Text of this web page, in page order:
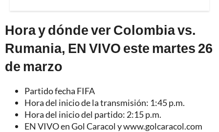
Hora y dónde ver Colombia vs.
Rumania, EN VIVO este martes 26
de marzo
Partido fecha FIFA
Hora del inicio de la transmisión: 1:45 p.m.
Hora del inicio del partido: 2:15 p.m.
EN VIVO en Gol Caracol y www.golcaracol.com